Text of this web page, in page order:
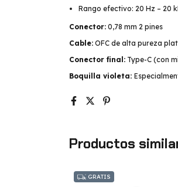
Rango efectivo: 20 Hz – 20
Conector: 0,78 mm 2 pines
Cable: OFC de alta pureza
Conector final: Type-C (con
Boquilla violeta:
Productos
GRATIS